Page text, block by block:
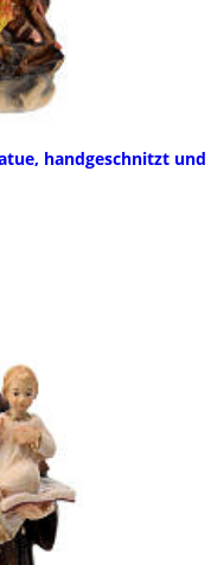
handgeschnitzt und